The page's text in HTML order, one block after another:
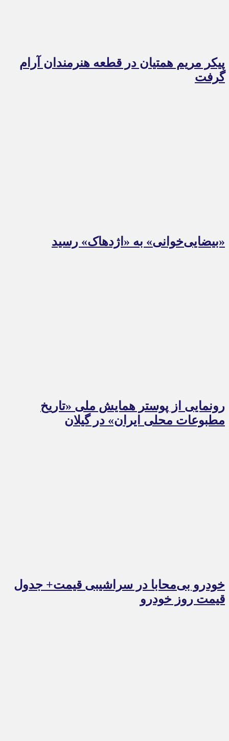
پیکر مریم همتیان در قطعه هنرمندان آرام
گرفت
«بیضایی‌خوانی» به «اژدهاک» رسید
رونمایی از پوستر همایش ملی «تاریخ
مطبوعات محلی ایران» در گیلان
خودرو بی‌محابا در سراشیبی قیمت+ جدول
قیمت روز خودرو